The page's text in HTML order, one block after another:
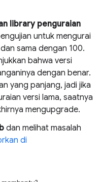
library penguraian
untuk mengurai
sama dengan 100.
bahwa versi
dengan benar.
yang panjang, jadi jika
versi lama, saatnya
mengupgrade.
dan melihat masalah
di